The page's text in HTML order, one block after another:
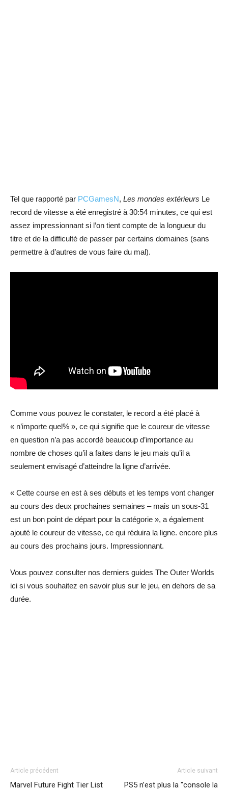
Tel que rapporté par PCGamesN, Les mondes extérieurs Le
record de vitesse a été enregistré à 30:54 minutes, ce qui est
assez impressionnant si l’on tient compte de la longueur du
titre et de la difficulté de passer par certains domaines (sans
permettre à d’autres de vous faire du mal).
Comme vous pouvez le constater, le record a été placé à
« n’importe quel% », ce qui signifie que le coureur de vitesse
en question n’a pas accordé beaucoup d’importance au
nombre de choses qu’il a faites dans le jeu mais qu’il a
seulement envisagé d’atteindre la ligne d’arrivée.
« Cette course en est à ses débuts et les temps vont changer
au cours des deux prochaines semaines – mais un sous-31
est un bon point de départ pour la catégorie », a également
ajouté le coureur de vitesse, ce qui réduira la ligne. encore plus
au cours des prochains jours. Impressionnant.
Vous pouvez consulter nos derniers guides The Outer Worlds
ici si vous souhaitez en savoir plus sur le jeu, en dehors de sa
durée.
Article précédent
Marvel Future Fight Tier List
Article suivant
PS5 n’est plus la "console la